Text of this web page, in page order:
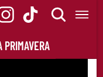
PRIMAVERA